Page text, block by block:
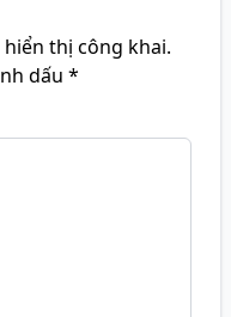
thị công khai.
dấu *